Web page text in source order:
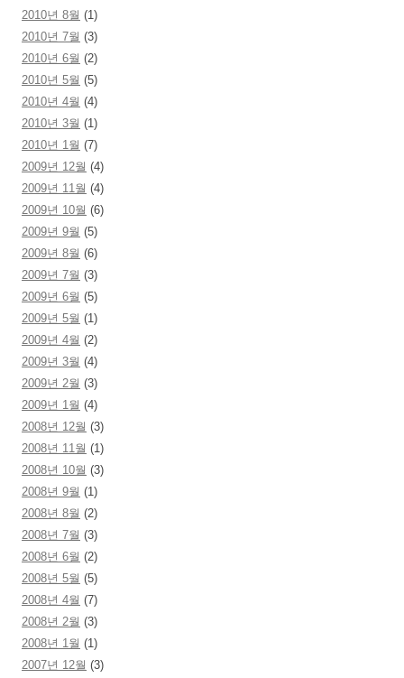
2010년 8월 (1)
2010년 7월 (3)
2010년 6월 (2)
2010년 5월 (5)
2010년 4월 (4)
2010년 3월 (1)
2010년 1월 (7)
2009년 12월 (4)
2009년 11월 (4)
2009년 10월 (6)
2009년 9월 (5)
2009년 8월 (6)
2009년 7월 (3)
2009년 6월 (5)
2009년 5월 (1)
2009년 4월 (2)
2009년 3월 (4)
2009년 2월 (3)
2009년 1월 (4)
2008년 12월 (3)
2008년 11월 (1)
2008년 10월 (3)
2008년 9월 (1)
2008년 8월 (2)
2008년 7월 (3)
2008년 6월 (2)
2008년 5월 (5)
2008년 4월 (7)
2008년 2월 (3)
2008년 1월 (1)
2007년 12월 (3)